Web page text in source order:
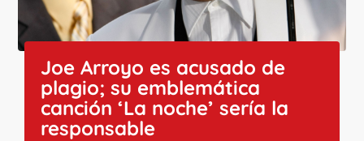
Joe Arroyo es acusado de
plagio; su emblemática
canción ‘La noche’ sería la
responsable